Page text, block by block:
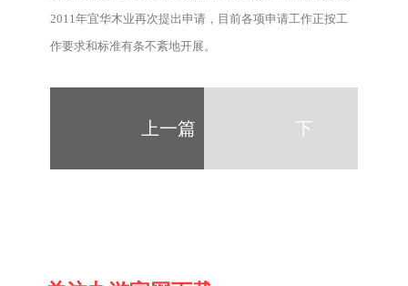
2011年宜华木业再次提出申请，目前各项申请工作正按工
作要求和标准有条不紊地开展。
上一篇 下